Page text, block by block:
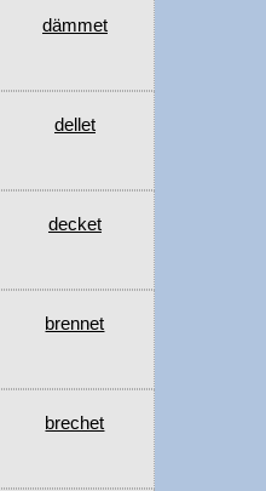
dämmet
dellet
decket
brennet
brechet